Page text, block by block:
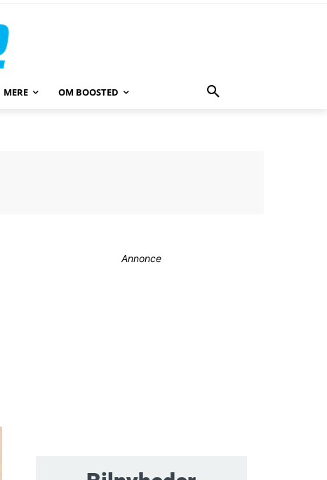
MERE OM BOOSTED
Annonce